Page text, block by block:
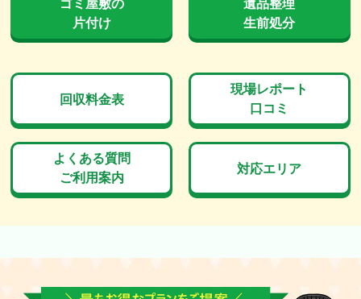
ゴミ屋敷の
片付け
遺品整理
生前処分
回収料金表
現場レポート
口コミ
よくある質問
ご利用案内
対応エリア